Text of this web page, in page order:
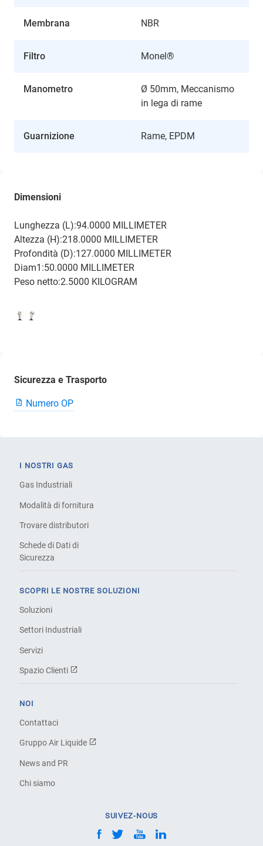
Membrana NBR
Filtro Monel®
Manometro
Ø 50mm, Meccanismo
in lega di rame
Guarnizione Rame, EPDM
Dimensioni
Lunghezza (L):94.0000 MILLIMETER
Altezza (H):218.0000 MILLIMETER
Profondità (D):127.0000 MILLIMETER
Diam1:50.0000 MILLIMETER
Peso netto:2.5000 KILOGRAM
Sicurezza e Trasporto
Numero OP
I NOSTRI GAS
Gas Industriali
Modalità di fornitura
Trovare distributori
Schede di Dati di
Sicurezza
SCOPRI LE NOSTRE SOLUZIONI
Soluzioni
Settori Industriali
Servizi
Spazio Clienti
NOI
Contattaci
Gruppo Air Liquide
News and PR
Chi siamo
SUIVEZ-NOUS